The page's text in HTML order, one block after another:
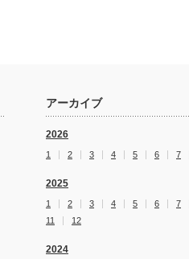
アーカイブ
2026
1 2 3 4 5 6 7
2025
1 2 3 4 5 6 7
11
12
2024